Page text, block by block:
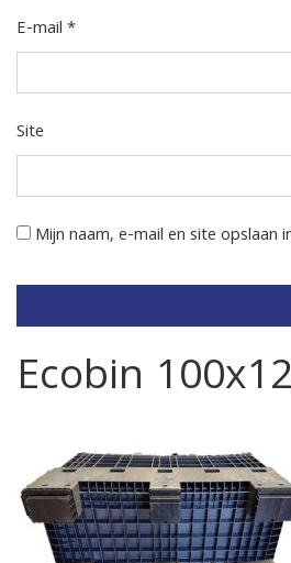
E-mail*
Site
Mijn naam, e-mail en site
Ecobin